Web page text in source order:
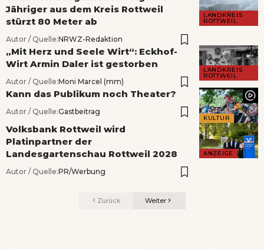
LANDKREIS
ROTTWEIL
Jähriger aus dem Kreis Rottweil
stürzt 80 Meter ab
Autor / Quelle:NRWZ-Redaktion
LANDKREIS
ROTTWEIL
„Mit Herz und Seele Wirt“: Eckhof-
Wirt Armin Daler ist gestorben
Autor / Quelle:Moni Marcel (mm)
KULTUR
Kann das Publikum noch Theater?
Autor / Quelle:Gastbeitrag
ANZEIGE
Volksbank Rottweil wird
Platinpartner der
Landesgartenschau Rottweil 2028
Autor / Quelle:PR/Werbung
Zurück Weiter